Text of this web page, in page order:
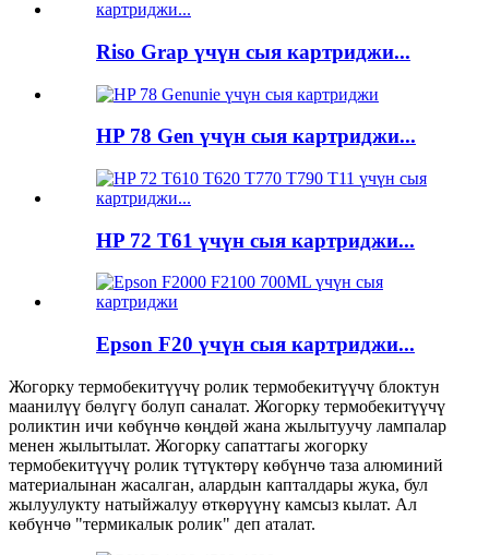
Riso Grap үчүн сыя картриджи...
HP 78 Gen үчүн сыя картриджи...
HP 72 T61 үчүн сыя картриджи...
Epson F20 үчүн сыя картриджи...
Жогорку термобекитүүчү ролик термобекитүүчү блоктун
маанилүү бөлүгү болуп саналат. Жогорку термобекитүүчү
роликтин ичи көбүнчө көңдөй жана жылытуучу лампалар
менен жылытылат. Жогорку сапаттагы жогорку
термобекитүүчү ролик түтүктөрү көбүнчө таза алюминий
материалынан жасалган, алардын капталдары жука, бул
жылуулукту натыйжалуу өткөрүүнү камсыз кылат. Ал
көбүнчө "термикалык ролик" деп аталат.